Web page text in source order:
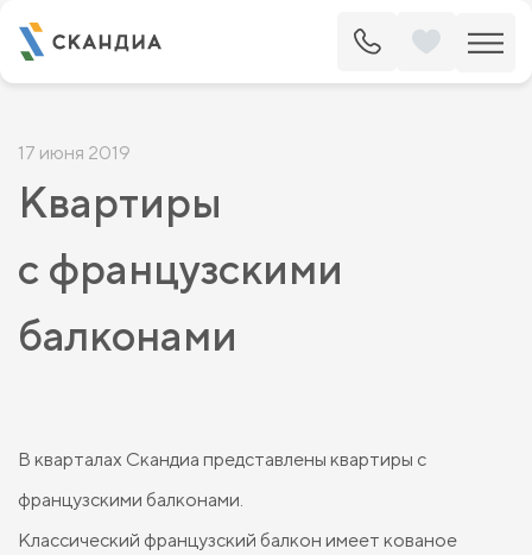
17 июня 2019
Квартиры
с французскими
балконами
В кварталах Скандиа представлены квартиры с
французскими балконами.
Классический французский балкон имеет кованое